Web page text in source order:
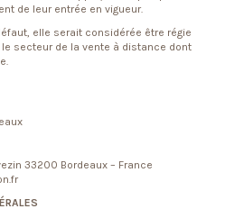
de leur entrée en vigueur.
elle serait considérée être régie
secteur de la vente à distance dont
33200 Bordeaux – France